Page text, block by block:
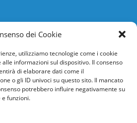
dei Cookie
utilizziamo tecnologie come i cookie
informazioni sul dispositivo. Il consenso
di elaborare dati come il
o gli ID univoci su questo sito. Il mancato
potrebbero influire negativamente su
funzioni.